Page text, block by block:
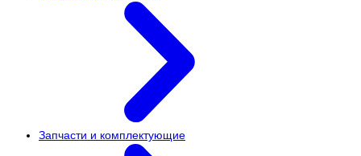
Запчасти и комплектующие